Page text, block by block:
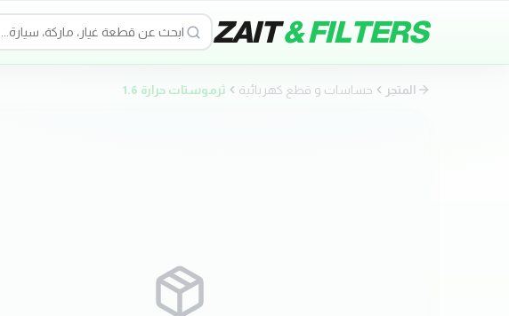
ZAIT& FILTERS
المتجر حساسات و قطع كهربائية ثرموستات حرارة 1.6